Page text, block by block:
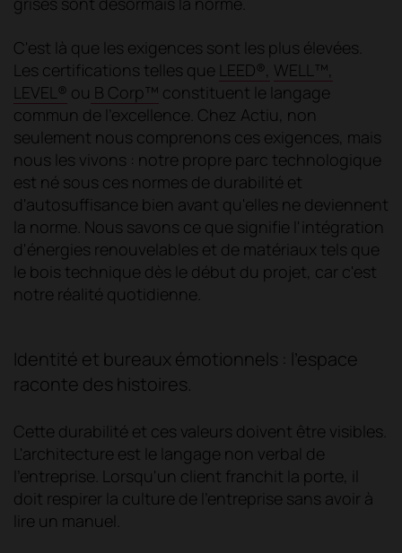
C'est là que les exigences sont les plus élevées.
Les certifications telles que LEED®, WELL™,
LEVEL® ou B Corp™ constituent le langage
commun de l'excellence. Chez Actiu, non
seulement nous comprenons ces exigences, mais
nous les vivons : notre propre parc technologique
est né sous ces normes de durabilité et
d'autosuffisance bien avant qu'elles ne deviennent
la norme. Nous savons ce que signifie l'intégration
d'énergies renouvelables et de matériaux tels que
le bois technique dès le début du projet, car c'est
notre réalité quotidienne.
Identité et bureaux émotionnels : l'espace
raconte des histoires.
Cette durabilité et ces valeurs doivent être visibles.
L'architecture est le langage non verbal de
l'entreprise. Lorsqu'un client franchit la porte, il
doit respirer la culture de l'entreprise sans avoir à
lire un manuel.